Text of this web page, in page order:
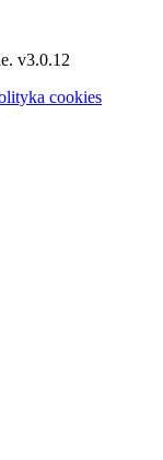
v3.0.12
cookies